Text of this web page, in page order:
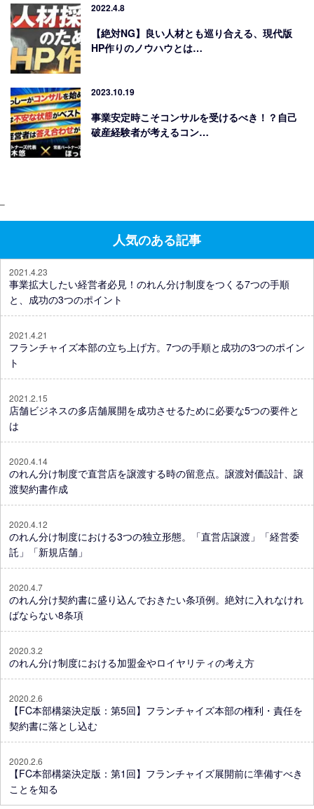
2022.4.8
【絶対NG】良い人材とも巡り合える、現代版
HP作りのノウハウとは…
2023.10.19
事業安定時こそコンサルを受けるべき！？自己
破産経験者が考えるコン…
–
人気のある記事
2021.4.23
事業拡大したい経営者必見！のれん分け制度をつくる7つの手順
と、成功の3つのポイント
2021.4.21
フランチャイズ本部の立ち上げ方。7つの手順と成功の3つのポイン
ト
2021.2.15
店舗ビジネスの多店舗展開を成功させるために必要な5つの要件と
は
2020.4.14
のれん分け制度で直営店を譲渡する時の留意点。譲渡対価設計、譲
渡契約書作成
2020.4.12
のれん分け制度における3つの独立形態。「直営店譲渡」「経営委
託」「新規店舗」
2020.4.7
のれん分け契約書に盛り込んでおきたい条項例。絶対に入れなけれ
ばならない8条項
2020.3.2
のれん分け制度における加盟金やロイヤリティの考え方
2020.2.6
【FC本部構築決定版：第5回】フランチャイズ本部の権利・責任を
契約書に落とし込む
2020.2.6
【FC本部構築決定版：第1回】フランチャイズ展開前に準備すべき
ことを知る